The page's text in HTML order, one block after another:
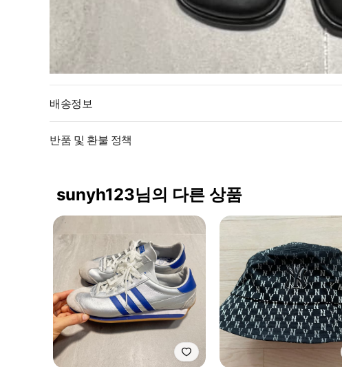
배송정보
반품 및 환불 정책
sunyh123님의 다른 상품